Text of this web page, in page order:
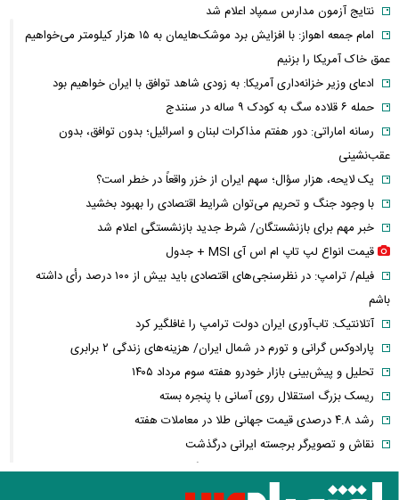
نتایج آزمون مدارس سمپاد اعلام شد
امام‌ جمعه اهواز: با افزایش برد موشک‌هایمان به ۱۵ هزار کیلومتر می‌خواهیم
عمق خاک آمریکا را بزنیم
ادعای وزیر خزانه‌داری آمریکا: به زودی شاهد توافق با ایران خواهیم بود
حمله ۶ قلاده سگ به کودک ۹ ساله در سنندج
رسانه اماراتی: دور هفتم مذاکرات لبنان و اسرائیل؛ بدون توافق، بدون
عقب‌نشینی
یک لایحه، هزار سؤال؛ سهم ایران از خزر واقعاً در خطر است؟
با وجود جنگ و تحریم می‌توان شرایط اقتصادی را بهبود بخشید
خبر مهم برای بازنشستگان/ شرط جدید بازنشستگی اعلام شد
قیمت انواع لپ تاپ ام اس آی MSI + جدول
فیلم/ ترامپ: در نظرسنجی‌های اقتصادی باید بیش از ۱۰۰ درصد رأی داشته
باشم
آتلانتیک: تاب‌آوری ایران دولت ترامپ را غافلگیر کرد
پارادوکس گرانی و تورم در شمال ایران/ هزینه‌های زندگی ۲ برابری
تحلیل و پیش‌بینی بازار خودرو هفته سوم مرداد ۱۴۰۵
ریسک بزرگ استقلال روی آسانی با پنجره بسته
رشد ۴.۸ درصدی قیمت جهانی طلا در معاملات هفته
نقاش و تصویرگر برجسته ایرانی درگذشت
معاون عراقچی: در هیچ دوره‌ای هماهنگی بین میدان و دیپلماسی را مانند
حال حاضر نداشتیم